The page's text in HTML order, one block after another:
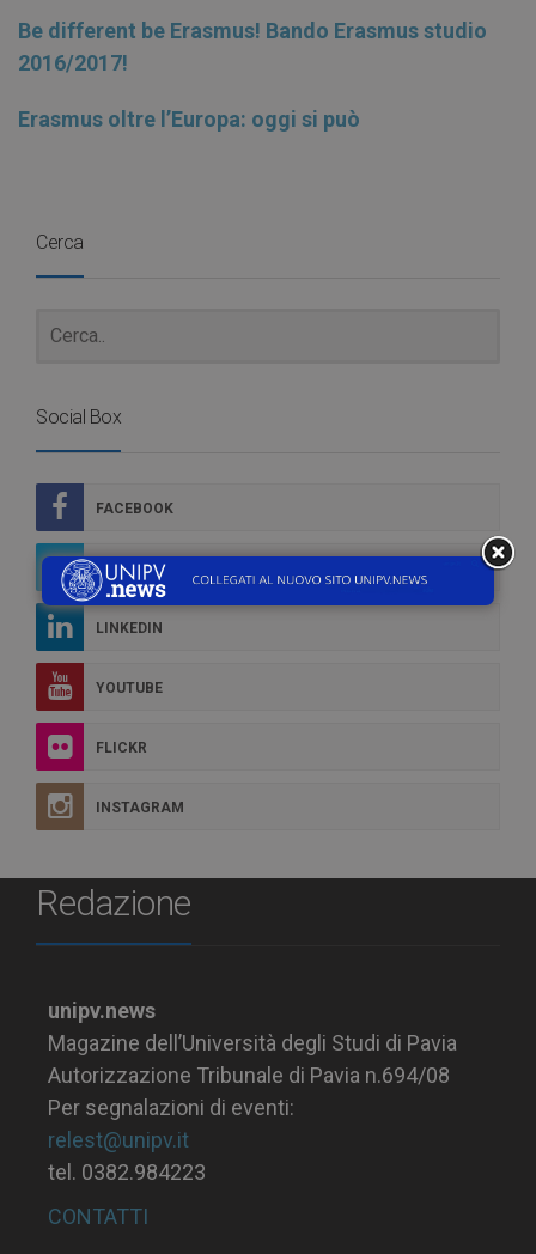
Be different be Erasmus! Bando Erasmus studio
2016/2017!
Erasmus oltre l’Europa: oggi si può
Cerca
Social Box
FACEBOOK
TWITTER
LINKEDIN
YOUTUBE
FLICKR
INSTAGRAM
Redazione
unipv.news
Magazine dell’Università degli Studi di Pavia
Autorizzazione Tribunale di Pavia n.694/08
Per segnalazioni di eventi:
relest@unipv.it
tel. 0382.984223
CONTATTI